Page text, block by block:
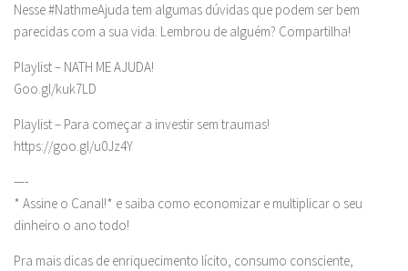
Nesse #NathmeAjuda tem algumas dúvidas que podem ser bem
parecidas com a sua vida. Lembrou de alguém? Compartilha!
Playlist – NATH ME AJUDA!
Goo.gl/kuk7LD
Playlist – Para começar a investir sem traumas!
https://goo.gl/u0Jz4Y
—-
* Assine o Canal!* e saiba como economizar e multiplicar o seu
dinheiro o ano todo!
Pra mais dicas de enriquecimento lícito, consumo consciente,